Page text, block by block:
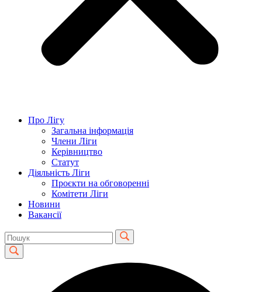
Про Лігу
Загальна інформація
Члени Ліги
Керівництво
Статут
Діяльність Ліги
Проєкти на обговоренні
Комітети Ліги
Новини
Вакансії